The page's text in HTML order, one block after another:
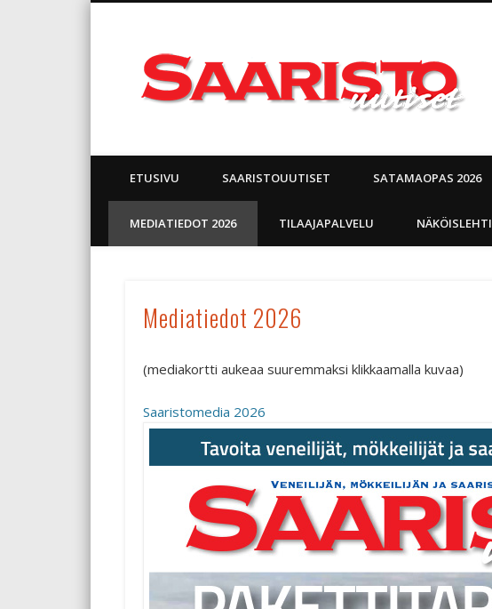
Facebook
ETUSIVU SAARISTOUUTISET SATAMAOPAS 2026
MEDIATIEDOT 2026 TILAAJAPALVELU NÄKÖISLEHTI
Mediatiedot 2026
(mediakortti aukeaa suuremmaksi klikkaamalla kuvaa)
Saaristomedia 2026